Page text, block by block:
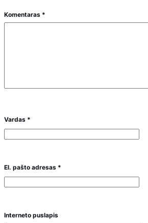
Komentaras *
Vardas *
El. pašto adresas *
Interneto puslapis